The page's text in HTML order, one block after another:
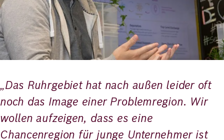
„Das Ruhrgebiet hat nach außen leider oft
noch das Image einer Problemregion. Wir
wollen aufzeigen, dass es eine
Chancenregion für junge Unternehmer ist